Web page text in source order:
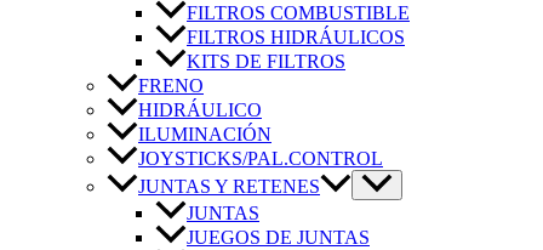
FILTROS COMBUSTIBLE
FILTROS HIDRÁULICOS
KITS DE FILTROS
FRENO
HIDRÁULICO
ILUMINACIÓN
JOYSTICKS/PAL.CONTROL
JUNTAS Y RETENES
JUNTAS
JUEGOS DE JUNTAS